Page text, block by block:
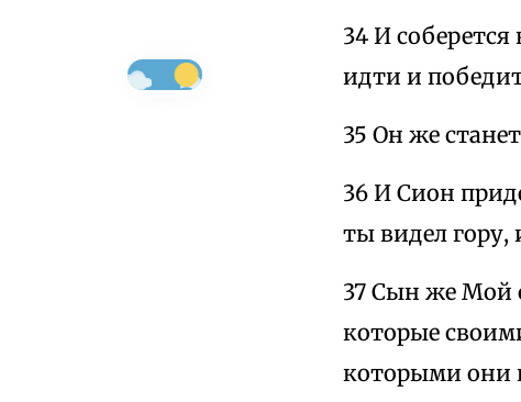
34 И
идти и
35 Он же
36 И Сион
ты видел гору,
37 Сын же Мой
которые
которыми они